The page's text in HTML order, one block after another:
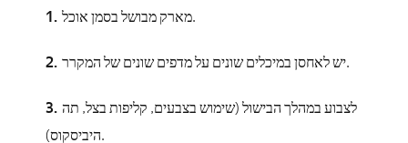
מארק מבושל בסמן אוכל.
יש לאחסן במיכלים שונים על מדפים שונים של המקרר.
לצבוע במהלך הבישול (שימוש בצבעים, קליפות בצל, תה
היביסקוס).